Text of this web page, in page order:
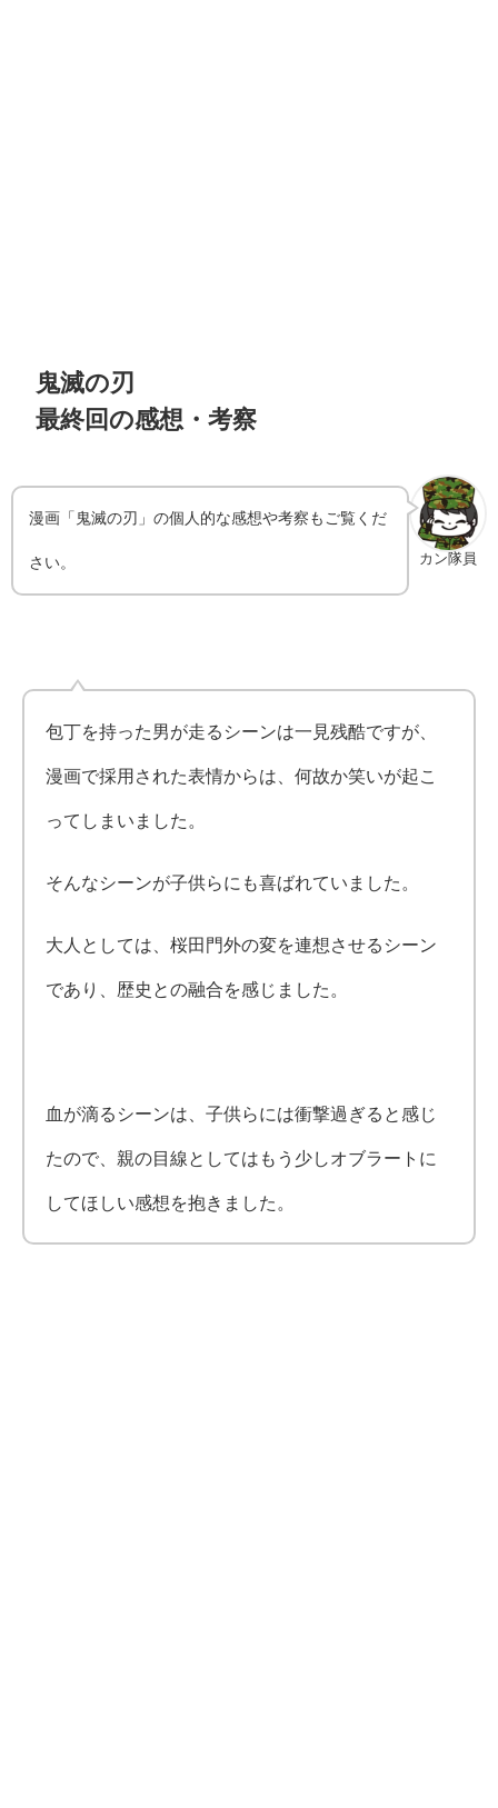
鬼滅の刃
最終回の感想・考察
カン隊員
漫画「鬼滅の刃」の個人的な感想や考察もご覧くだ
さい。
包丁を持った男が走るシーンは一見残酷ですが、
漫画で採用された表情からは、何故か笑いが起こ
ってしまいました。
そんなシーンが子供らにも喜ばれていました。
大人としては、桜田門外の変を連想させるシーン
であり、歴史との融合を感じました。
血が滴るシーンは、子供らには衝撃過ぎると感じ
たので、親の目線としてはもう少しオブラートに
してほしい感想を抱きました。